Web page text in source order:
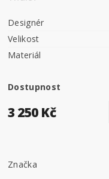
Designér
Velikost
Materiál
Dostupnost
3 250 Kč
Značka